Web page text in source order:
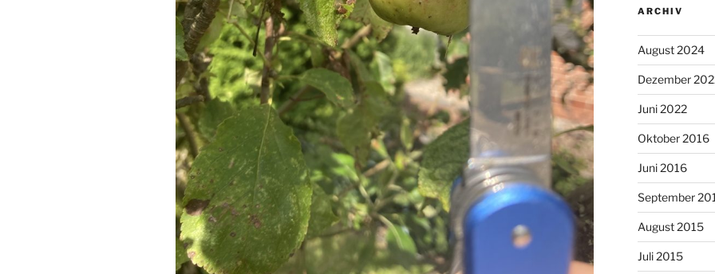
ARCHIV
August 2024
Dezember
Juni 2022
Oktober 2016
Juni 2016
September
August 2015
Juli 2015